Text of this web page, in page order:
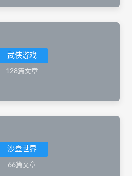
武侠游戏
128篇文章
沙盒世界
66篇文章